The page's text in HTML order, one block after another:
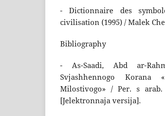
- Dictionnaire des
civilisation (1995) / Malek
Bibliography
- As-Saadi, Abd ar-
Svjashhennogo Korana
Milostivogo» / Per. s
[Jelektronnaja versija].